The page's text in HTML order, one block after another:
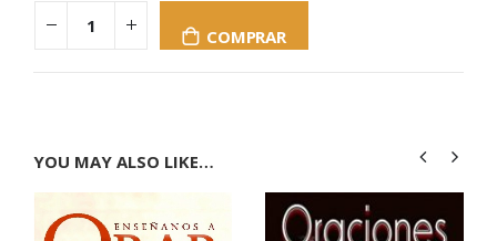
COMPRAR
YOU MAY ALSO LIKE…